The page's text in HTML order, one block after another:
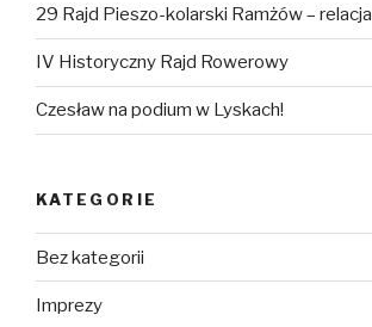
29 Rajd Pieszo-kolarski Ramżów – relacja
IV Historyczny Rajd Rowerowy
Czesław na podium w Lyskach!
KATEGORIE
Bez kategorii
Imprezy